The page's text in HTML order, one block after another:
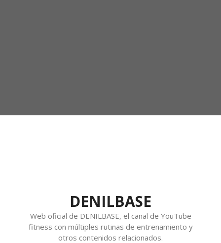
DENILBASE
Web oficial de DENILBASE, el canal de YouTube
fitness con múltiples rutinas de entrenamiento y
otros contenidos relacionados.